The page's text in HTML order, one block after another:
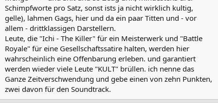
Schimpfworte pro Satz, sonst ists ja nicht wirklich kultig,
gelle), lahmen Gags, hier und da ein paar Titten und - vor
allem - drittklassigen Darstellern.
Leute, die "Ichi - The Killer" für ein Meisterwerk und "Battle
Royale" für eine Gesellschaftssatire halten, werden hier
wahrscheinlich eine Offenbarung erleben. und garantiert
werden wieder viele Leute "KULT" brüllen. ich nenne das
Ganze Zeitverschwendung und gebe einen von zehn Punkten,
zwei davon für den Soundtrack.